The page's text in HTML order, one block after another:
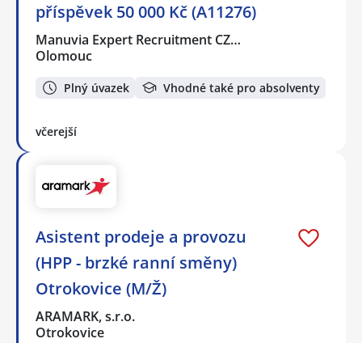
příspěvek 50 000 Kč (A11276)
Manuvia Expert Recruitment CZ…
Olomouc
Plný úvazek Vhodné také pro absolventy
včerejší
Asistent prodeje a provozu
(HPP - brzké ranní směny)
Otrokovice (M/Ž)
ARAMARK, s.r.o.
Otrokovice